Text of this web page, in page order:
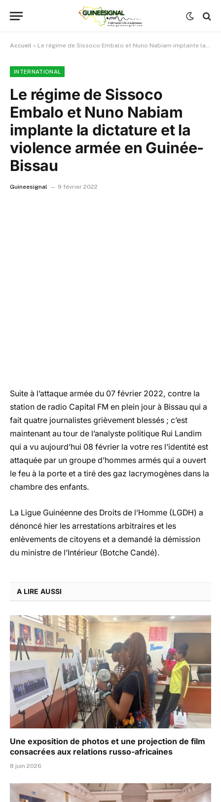
Accueil » Le régime de Sissoco Embalo et Nuno Nabiam implante la dictature et la violence armée en Guinée-Bissau
INTERNATIONAL
Le régime de Sissoco
Embalo et Nuno Nabiam
implante la dictature et la
violence armée en Guinée-
Bissau
Guineesignal 9 février 2022
Suite à l’attaque armée du 07 février 2022, contre la
station de radio Capital FM en plein jour à Bissau qui a
fait quatre journalistes grièvement blessés ; c’est
maintenant au tour de l’analyste politique Rui Landim
qui a vu aujourd’hui 08 février la votre res l’identité est
attaquée par un groupe d’hommes armés qui a ouvert
le feu à la porte et a tiré des gaz lacrymogènes dans la
chambre des enfants.
La Ligue Guinéenne des Droits de l’Homme (LGDH) a
dénoncé hier les arrestations arbitraires et les
enlèvements de citoyens et a demandé la démission
du ministre de l’Intérieur (Botche Candé).
A LIRE AUSSI
Une exposition de photos et une projection de film
consacrées aux relations russo-africaines
8 juin 2026